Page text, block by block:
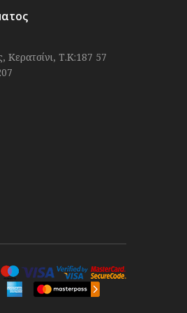
Κερατσίνι, Τ.Κ:187 57